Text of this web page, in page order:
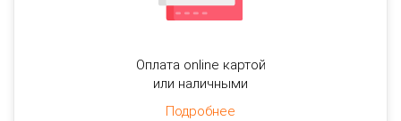
Оплата online картой
или наличными
Подробнее